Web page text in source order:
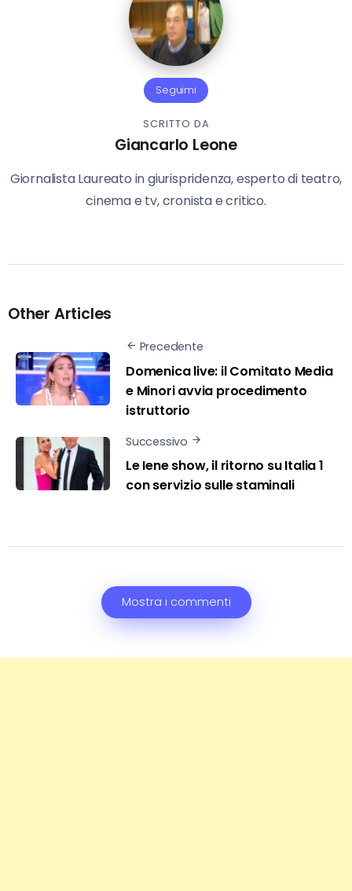
Seguimi
SCRITTO DA
Giancarlo Leone
Giornalista Laureato in giurispridenza, esperto di teatro,
cinema e tv, cronista e critico.
Other Articles
Precedente
Domenica live: il Comitato Media
e Minori avvia procedimento
istruttorio
Successivo
Le Iene show, il ritorno su Italia 1
con servizio sulle staminali
Mostra i commenti